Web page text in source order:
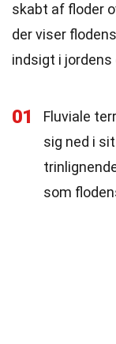
skabt af floder
der viser
indsigt i
01
Fluviale
sig ned i
som